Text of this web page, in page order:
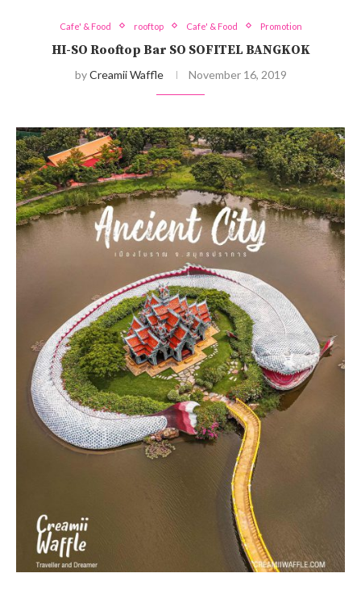
Cafe' & Food rooftop Cafe' & Food Promotion
HI-SO Rooftop Bar SO SOFITEL BANGKOK
byCreamii Waffle November 16, 2019